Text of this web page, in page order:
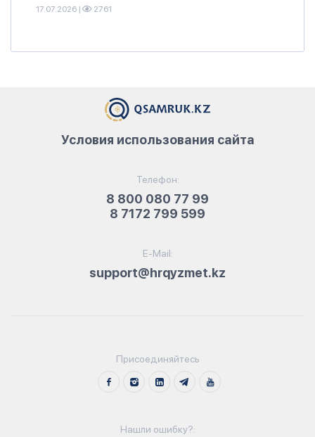
17.07.2026 | 2761
Телефон:
8 800 080 77 99
8 7172 799 599
E-Mail:
support@hrqyzmet.kz
Условия использования сайта
Присоединяйтесь
Нашли ошибку?: